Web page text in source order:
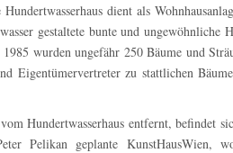
dient als
gestaltete bunte und ungewöhnliche
wurden ungefähr 250 Bäume und
Eigentümervertreter zu stattlichen
Hundertwasserhaus entfernt, befindet
Pelikan geplante KunstHausWien,